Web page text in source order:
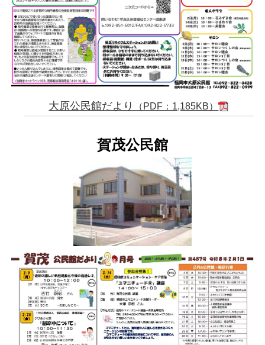
大原公民館だより （PDF：1,185KB）
賀茂公民館